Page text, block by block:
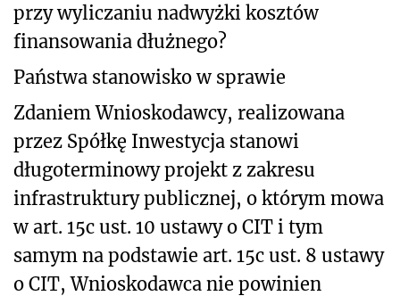
przy wyliczaniu nadwyżki kosztów
finansowania dłużnego?
Państwa stanowisko w sprawie
Zdaniem Wnioskodawcy, realizowana
przez Spółkę Inwestycja stanowi
długoterminowy projekt z zakresu
infrastruktury publicznej, o którym mowa
w art. 15c ust. 10 ustawy o CIT i tym
samym na podstawie art. 15c ust. 8 ustawy
o CIT, Wnioskodawca nie powinien